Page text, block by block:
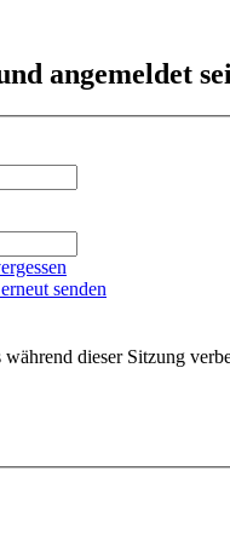
angemeldet
senden
dieser Sitzung